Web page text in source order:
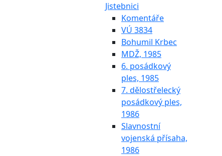
Jistebnici
Komentáře
VÚ 3834
Bohumil Krbec
MDŽ, 1985
6. posádkový
ples, 1985
7. dělostřelecký
posádkový ples,
1986
Slavnostní
vojenská přísaha,
1986